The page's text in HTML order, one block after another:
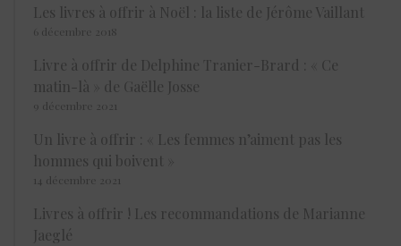
Les livres à offrir à Noël : la liste de Jérôme Vaillant
6 décembre 2018
Livre à offrir de Delphine Tranier-Brard : « Ce
matin-là » de Gaëlle Josse
9 décembre 2021
Un livre à offrir : « Les femmes n’aiment pas les
hommes qui boivent »
14 décembre 2021
Livres à offrir ! Les recommandations de Marianne
Jaeglé